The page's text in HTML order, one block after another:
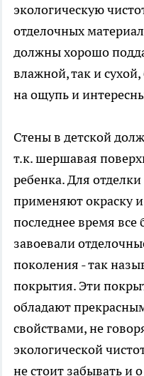
экологическую
отделочных
должны хорошо
влажной, так и
на ощупь и
Стены в детской
т.к. шершавая
ребенка. Для
применяют окраску
последнее время
завоевали
поколения - так
покрытия. Эти
обладают
свойствами, не
экологической
не стоит забывать и